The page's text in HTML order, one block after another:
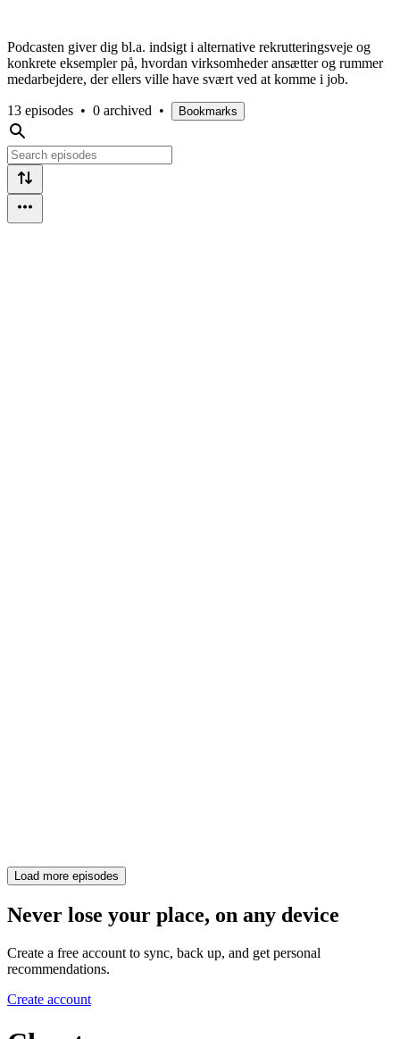
Podcasten giver dig bl.a. indsigt i alternative rekrutteringsveje og
konkrete eksempler på, hvordan virksomheder ansætter og rummer
medarbejdere, der ellers ville have svært ved at komme i job.
13 episodes • 0 archived • Bookmarks
Load more episodes
Never lose your place, on any device
Create a free account to sync, back up, and get personal
recommendations.
Create account